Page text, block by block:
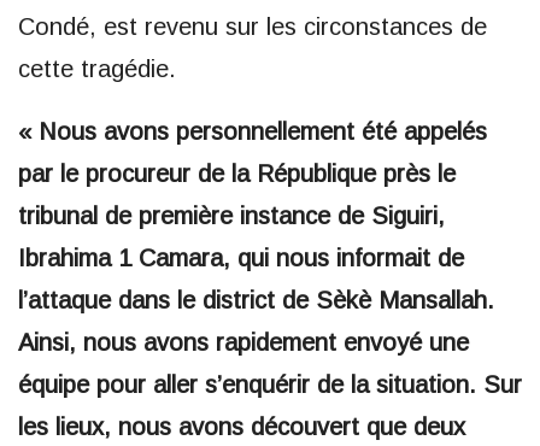
Condé, est revenu sur les circonstances de
cette tragédie.
« Nous avons personnellement été appelés
par le procureur de la République près le
tribunal de première instance de Siguiri,
Ibrahima 1 Camara, qui nous informait de
l’attaque dans le district de Sèkè Mansallah.
Ainsi, nous avons rapidement envoyé une
équipe pour aller s’enquérir de la situation. Sur
les lieux, nous avons découvert que deux